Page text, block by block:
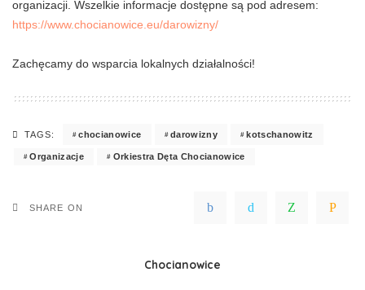
organizacji. Wszelkie informacje dostępne są pod adresem:
https://www.chocianowice.eu/darowizny/
Zachęcamy do wsparcia lokalnych działalności!
TAGS: chocianowice darowizny kotschanowitz
Organizacje Orkiestra Dęta Chocianowice
SHARE ON
Chocianowice